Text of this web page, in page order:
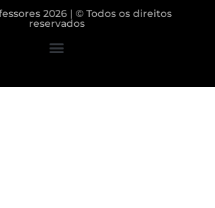
2026 | © Todos os direitos
reservados